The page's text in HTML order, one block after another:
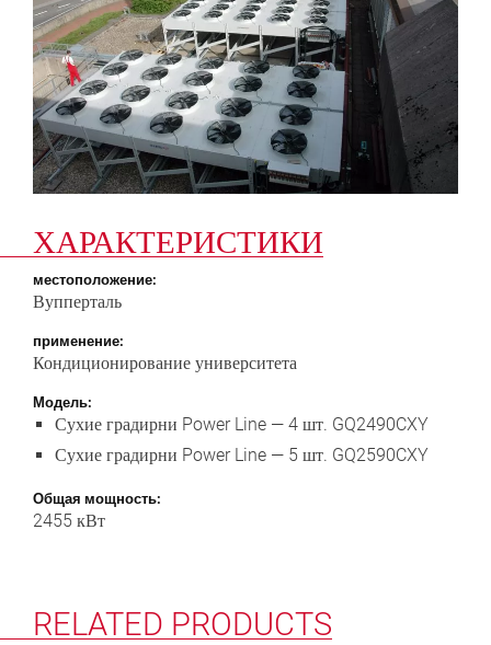
ХАРАКТЕРИСТИКИ
местоположение:
Вупперталь
применение:
Кондиционирование университета
Модель:
Сухие градирни Power Line — 4 шт. GQ2490CXY
Сухие градирни Power Line — 5 шт. GQ2590CXY
Общая мощность:
2455 кВт
RELATED PRODUCTS